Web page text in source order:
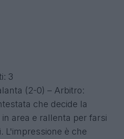
3
(2-0) – Arbitro:
che decide la
area e rallenta per farsi
L'impressione è che